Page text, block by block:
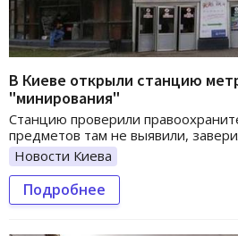
В Киеве открыли станцию
"минирования"
Станцию проверили
предметов там не выявили,
Новости Киева
Подробнее